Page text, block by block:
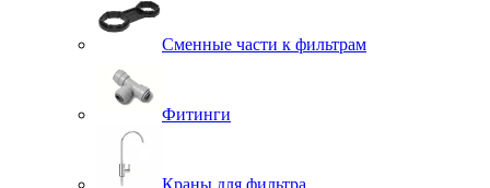
Сменные части к фильтрам
Фитинги
Краны для фильтра